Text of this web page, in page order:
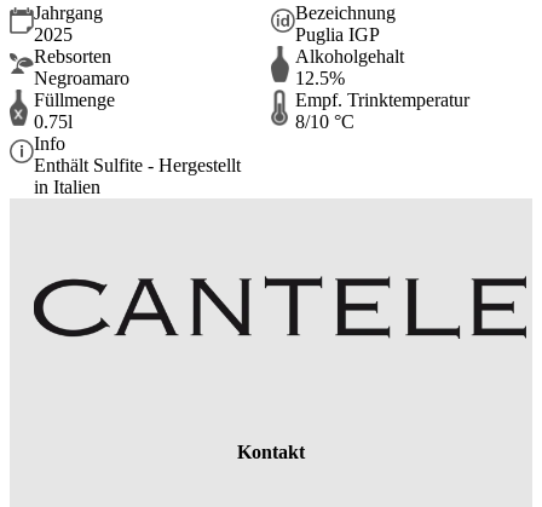
Jahrgang
2025
Bezeichnung
Puglia IGP
Rebsorten
Negroamaro
Alkoholgehalt
12.5%
Füllmenge
0.75l
Empf. Trinktemperatur
8/10 °C
Info
Enthält Sulfite - Hergestellt
in Italien
Kontakt